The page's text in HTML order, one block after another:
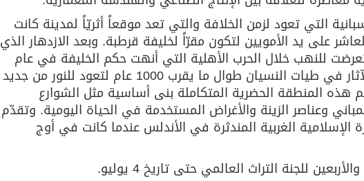
التي تعود لزمن الخلافة والتي تعد موقعاً أثريّاً لمدينة كانت
على يد الأمويين لتكون مقرّاً لخليفة قرطبة. وبعد الازدهار الذي
للنهب خلال الحرب الأهلية التي أنهت حكم الخليفة في عام
1009-1010. وقد بقيت هذه الآثار في طيات النسيان طوال ما يقرب 1000 عام لتعود للنور من جديد
هذه المنطقة الحضرية المتكاملة بنى أساسية مثل الشوارع
وعناصر الزينة والأغراض المستخدمة في الحياة اليومية. وتقدّم
الإسلامية الغربية المندثرة في الأندلس عندما كانت في أوج
للجنة التراث العالمي حتى تاريخ 4 يوليو.